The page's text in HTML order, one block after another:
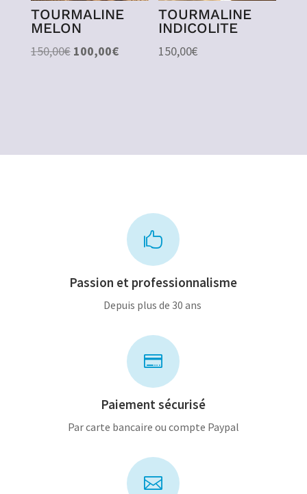
TOURMALINE
MELON
150,00€ Le
100,00€Le
TOURMALINE
INDICOLITE
150,00€

Passion et professionnalisme
Depuis plus de 30 ans

Paiement sécurisé
Par carte bancaire ou compte Paypal
